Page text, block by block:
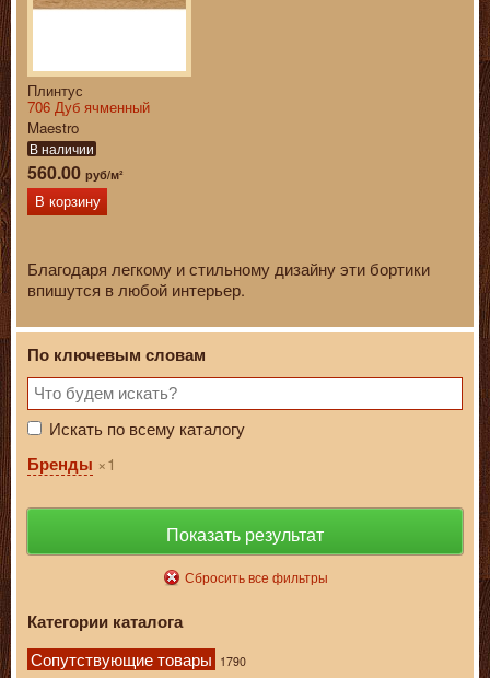
Плинтус
706 Дуб ячменный
Maestro
В наличии
560.00 руб/м²
В корзину
Благодаря легкому и стильному дизайну эти бортики
впишутся в любой интерьер.
По ключевым словам
Искать по всему каталогу
Бренды
1
Показать результат
Сбросить все фильтры
Категории каталога
Сопутствующие товары 1790